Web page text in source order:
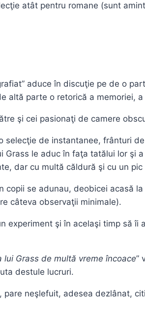
atât pentru romane (sunt
aduce în discuţie pe de o
altă parte o retorică a memoriei,
şi cei pasionaţi de camere
selecţie de instantanee, frânturi
Grass le aduc în faţa tatălui lor şi
dar cu multă căldură şi cu un
se adunau, deobicei acasă
câteva observaţii minimale).
experiment şi în acelaşi timp să
lui Grass de multă vreme încoace”
destule lucruri.
neşlefuit, adesea dezlânat,